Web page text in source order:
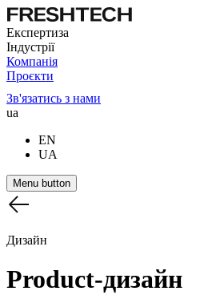
Експертиза
Індустрії
Компанія
Проєкти
Зв'язатись з нами
ua
EN
UA
Menu button
Дизайн
Product-дизайн